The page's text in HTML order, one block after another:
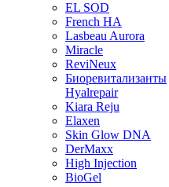
EL SOD
French HA
Lasbeau Aurora
Miracle
ReviNeux
Биоревитализанты
Hyalrepair
Kiara Reju
Elaxen
Skin Glow DNA
DerMaxx
High Injection
BioGel